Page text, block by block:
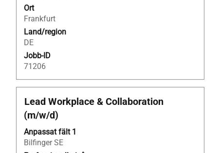
Ort
Frankfurt
Land/region
DE
Jobb-ID
71206
Titel
Lead Workplace & Collaboration
(m/w/d)
Anpassat fält 1
Bilfinger SE
Klicka
på
blankstegstangenten
för
att